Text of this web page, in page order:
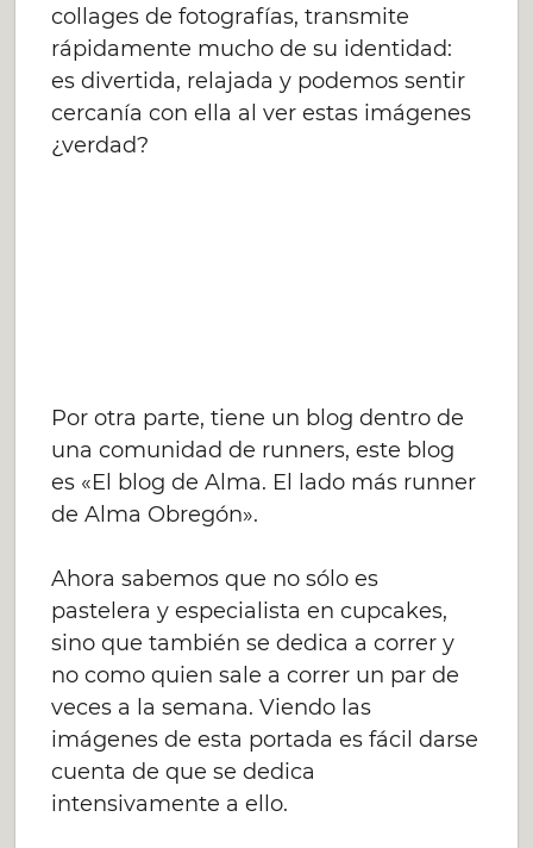
collages de fotografías, transmite
rápidamente mucho de su identidad:
es divertida, relajada y podemos sentir
cercanía con ella al ver estas imágenes
¿verdad?
Por otra parte, tiene un blog dentro de
una comunidad de runners, este blog
es «El blog de Alma. El lado más runner
de Alma Obregón».
Ahora sabemos que no sólo es
pastelera y especialista en cupcakes,
sino que también se dedica a correr y
no como quien sale a correr un par de
veces a la semana. Viendo las
imágenes de esta portada es fácil darse
cuenta de que se dedica
intensivamente a ello.